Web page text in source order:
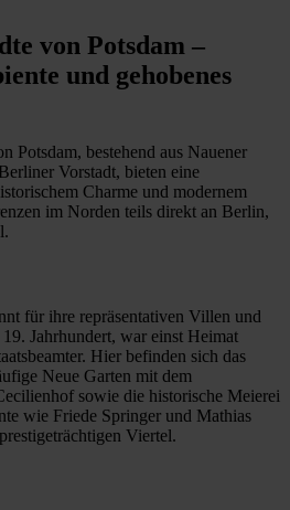
von Potsdam –
und gehobenes
Potsdam, bestehend aus Nauener
Vorstadt, bieten eine
Charme und modernem
im Norden teils direkt an Berlin,
für ihre repräsentativen Villen und
Jahrhundert, war einst Heimat
Hier befinden sich das
Neue Garten mit dem
sowie die historische Meierei
wie Friede Springer und Mathias
Viertel.